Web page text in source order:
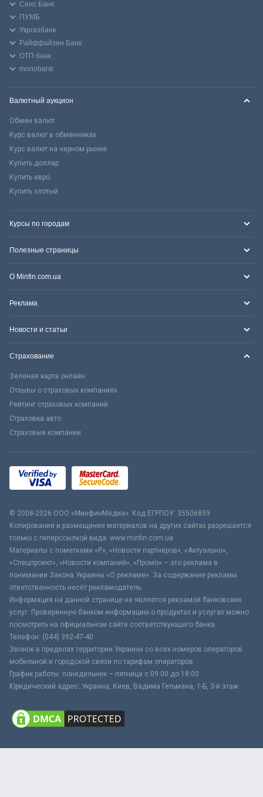
Сенс Банк
ПУМБ
Укргазбанк
Райффайзен Банк
ОТП банк
monobank
Валютный аукцион
Обмен валют
Курс валют в обменниках
Курс валют на черном рынке
Купить доллар
Купить евро
Купить злотый
Курсы по городам
Полезные страницы
О Minfin.com.ua
Реклама
Новости и статьи
Страхование
Зеленая карта онлайн
Отзывы о страховых компаниях
Рейтинг страховых компаний
Страховка авто
Страховые компании
© 2008-2026 ООО «МинфинМедиа». Код ЕГРПОУ: 35506859
Копирование и размещение материалов на других сайтах разрешается
только с гиперссылкой вида: www.minfin.com.ua
Материалы с пометками «Р», «Новости партнёров», «Актуально»,
«Спецпроект», «Новости компаний», «Промо» – это реклама в
понимании Закона Украины «О рекламе». За содержание рекламы
ответственность несёт рекламодатель.
Информация на данной странице не является рекламой банковских
услуг. Проверенную банком информацию о продуктах и услугах можно
посмотреть на официальном сайте соответствующего банка.
Телефон: (044) 392-47-40
Звонок в пределах территории Украины со всех номеров операторов
мобильной и городской связи по тарифам операторов
График работы: понедельник – пятница с 09:00 до 18:00
Юридический адрес: Украина, Киев, Вадима Гетьмана, 1-Б, 3-й этаж